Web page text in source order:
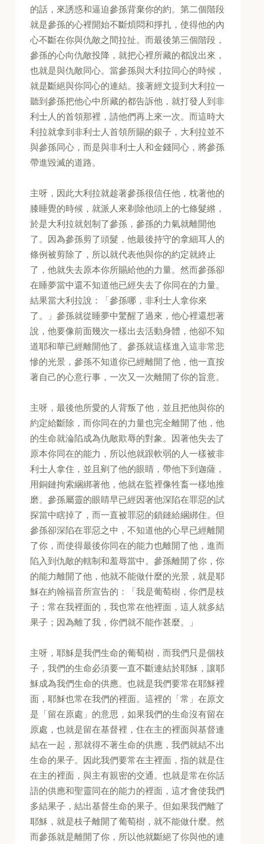
的話，來誘惑和逼迫參孫背棄你的約。第二個階段
就是參孫的心裡開始不斷煩悶和掙扎，使得他的內
心不斷在你與仇敵之間拉扯。而最後第三個階段，
參孫的心向仇敵投降，就把心裡所藏的都說出來，
也就是與仇敵同心。當參孫與大利拉同心的時候，
就是斷絕與你同心的連結。接著經文提到大利拉一
聽到參孫把他心中所藏的都告訴他，就打發人到非
利士人的首領那裡，請他們再上來一次。而這時大
利拉就拿到非利士人首領所賜的銀子，大利拉並不
與參孫同心，而是與非利士人和金錢同心，將參孫
帶進毀滅的道路。
主呀，因此大利拉就趁著參孫很信任他，枕著他的
膝睡覺的時候，就派人來剃除他頭上的七條髮綹，
於是大利拉就剋制了參孫，參孫的力氣就離開他
了。因為參孫剪了頭髮，他最後持守的拿細耳人的
條例被剪除了，所以就代表他與你的約定就終止
了，他就失去原本你所賜給他的力量。然而參孫卻
在睡夢當中還不知道他已經失去了你同在的力量。
結果當大利拉說：「參孫哪，非利士人拿你來
了。」參孫就從睡夢中驚醒了過來，他心裡還想著
說，他要像前面幾次一樣出去活動身體，他卻不知
道耶和華已經離開他了。參孫就這樣進入這非常悲
慘的光景，參孫不知道你已經離開了他，他一直按
著自己的心意行事，一次又一次離開了你的旨意。
主呀，最後他所愛的人背叛了他，並且把他與你的
約定給斷除，而你同在的力量也完全離開了他，他
的生命就淪陷成為仇敵欺辱的對象。因著他失去了
原本你同在的能力，所以他就跟軟弱的人一樣被非
利士人拿住，並且剜了他的眼睛，帶他下到迦薩，
用銅鏈拘索綑綁著他，他就在監裡像牲畜一樣地推
磨。參孫屬靈的眼睛早已經因著他深陷在罪惡的試
探當中瞎掉了，而一直被罪惡的鎖鏈給綑綁住。但
參孫卻深陷在罪惡之中，不知道他的心早已經離開
了你，而使得最後你同在的能力也離開了他，進而
陷入到仇敵的轄制和羞辱當中。參孫離開了你，你
的能力離開了他，他就不能做什麼的光景，就是耶
穌在約翰福音所宣告的：「我是葡萄樹，你們是枝
子；常在我裡面的，我也常在他裡面，這人就多結
果子；因為離了我，你們就不能作甚麼。」
主呀，耶穌是我們生命的葡萄樹，而我們只是個枝
子，我們的生命必須要一直不斷連結於耶穌，讓耶
穌成為我們生命的供應。也就是我們要常在耶穌裡
面，耶穌也常在我們的裡面。這裡的「常」在原文
是「留在原處」的意思，如果我們的生命沒有留在
原處，也就是留在基督裡，住在主的裡面與基督連
結在一起，那就得不著生命的供應，我們就結不出
生命的果子。因此我們要常在主裡面，指的就是住
在主的裡面，與主有親密的交通。也就是常在你話
語的供應和聖靈同在的能力的裡面，這才會使我們
多結果子，結出基督生命的果子。但如果我們離了
耶穌，就是枝子離開了葡萄樹，就不能做什麼。然
而參孫就是離開了你，所以他就斷絕了你與他的連